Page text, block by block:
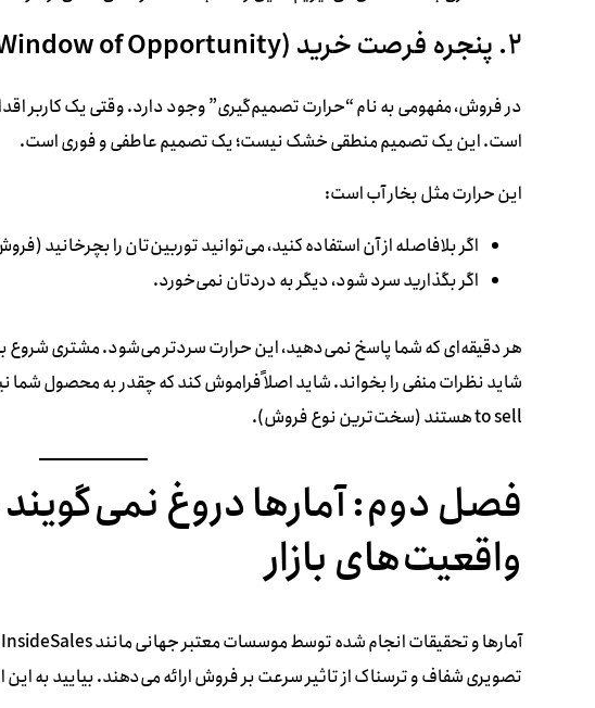
۲. پنجره فرصت خرید (The Window of Opportunity)
در فروش، مفهومی به نام “حرارت تصمیم‌گیری” وجود دارد. وقتی یک کاربر
است. این یک تصمیم منطقی خشک نیست؛ یک تصمیم عاطفی و فوری است.
این حرارت مثل بخار آب است:
اگر بلافاصله از آن استفاده کنید، می‌توانید توربین‌تان را بچرخانید
اگر بگذارید سرد شود، دیگر به دردتان نمی‌خورد.
هر دقیقه‌ای که شما پاسخ نمی‌دهید، این حرارت سردتر می‌شود. مشتری شروع
to sell هستند (سخت‌ترین نوع فروش).
فصل دوم: آمارها دروغ
واقعیت‌های بازار
تصویری شفاف و ترسناک از تاثیر سرعت بر فروش ارائه می‌دهند. بیایید به این